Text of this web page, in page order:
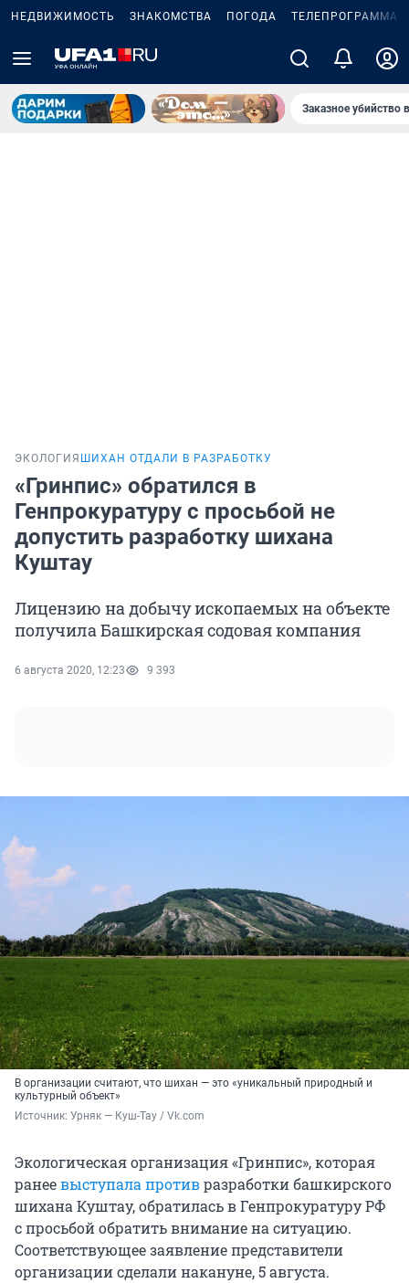
НЕДВИЖИМОСТЬ ЗНАКОМСТВА ПОГОДА ТЕЛЕПРОГРАММА
Заказное убийство
ЭКОЛОГИЯ ШИХАН ОТДАЛИ В РАЗРАБОТКУ
«Гринпис» обратился в
Генпрокуратуру с просьбой не
допустить разработку шихана
Куштау
Лицензию на добычу ископаемых на объекте
получила Башкирская содовая компания
6 августа 2020, 12:23 9 393
В организации считают, что шихан — это «уникальный природный и
культурный объект»
Источник: Урняк — Куш-Тау / Vk.com
Экологическая организация «Гринпис», которая
ранеевыступала противразработки башкирского
шихана Куштау, обратилась в Генпрокуратуру РФ
с просьбой обратить внимание на ситуацию.
Соответствующее заявление представители
организации сделали накануне, 5 августа.